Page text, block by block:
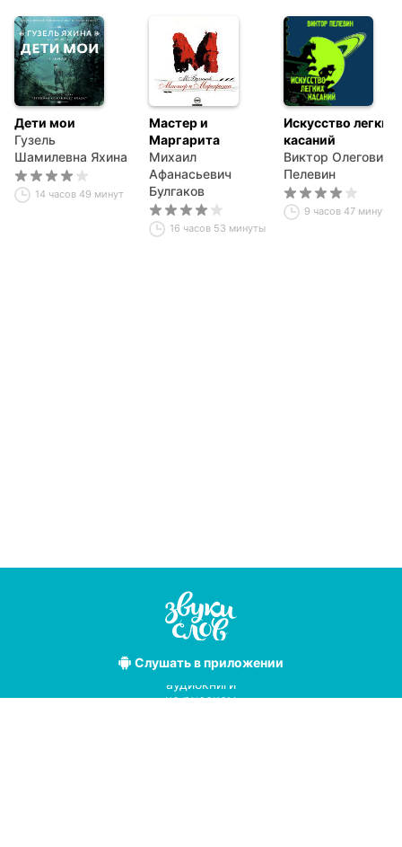
Дети мои
Гузель
Шамилевна Яхина
14 часов 49 минут
Мастер и
Маргарита
Михаил
Афанасьевич
Булгаков
16 часов 53 минуты
Искусство легких
касаний
Виктор Олегович
Пелевин
9 часов 47 минут
Слушатьв приложении
Лучшие
аудиокниги
на русском